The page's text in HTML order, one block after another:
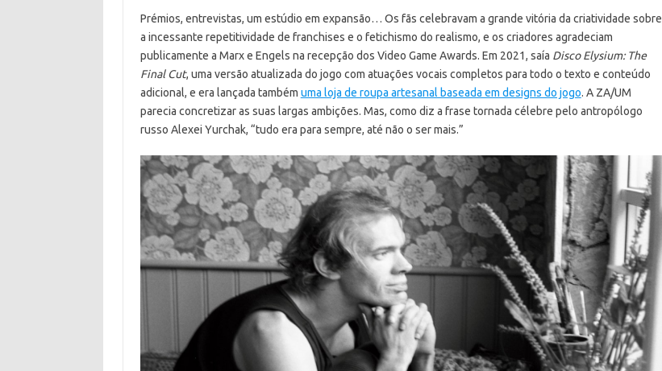
Prémios, entrevistas, um estúdio em expansão… Os fãs celebravam a grande vitória da criatividade sobre
a incessante repetitividade de franchises e o fetichismo do realismo, e os criadores agradeciam
publicamente a Marx e Engels na recepção dos Video Game Awards. Em 2021, saía Disco Elysium: The
Final Cut, uma versão atualizada do jogo com atuações vocais completos para todo o texto e conteúdo
adicional, e era lançada também uma loja de roupa artesanal baseada em designs do jogo. A ZA/UM
parecia concretizar as suas largas ambições. Mas, como diz a frase tornada célebre pelo antropólogo
russo Alexei Yurchak, “tudo era para sempre, até não o ser mais.”